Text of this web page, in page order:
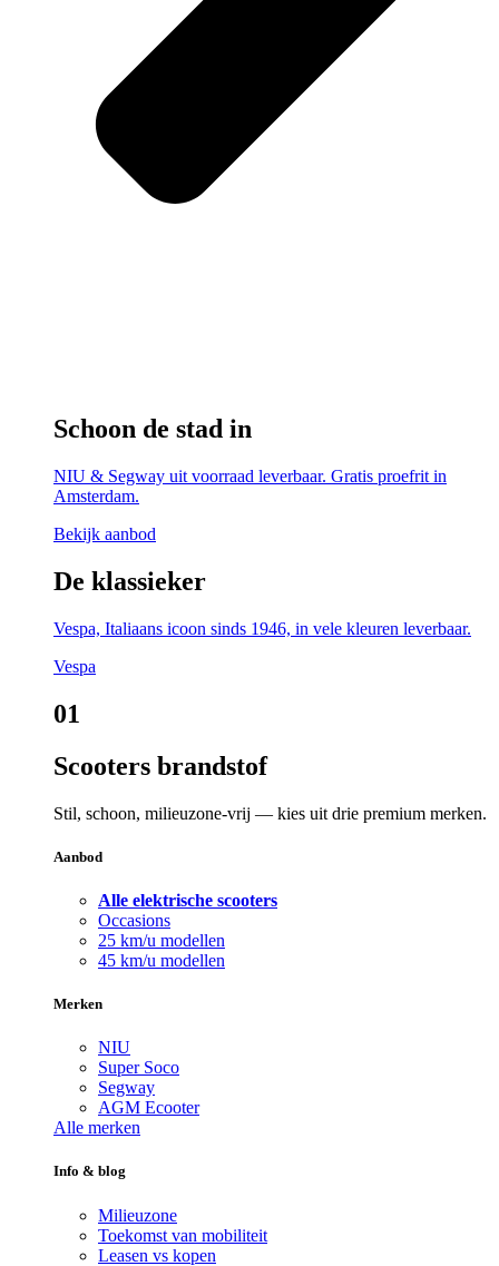
Schoon de stad in
NIU & Segway uit voorraad leverbaar. Gratis proefrit in
Amsterdam.
Bekijk aanbod
De klassieker
Vespa, Italiaans icoon sinds 1946, in vele kleuren leverbaar.
Vespa
01
Scooters brandstof
Stil, schoon, milieuzone-vrij — kies uit drie premium merken.
Aanbod
Alle elektrische scooters
Occasions
25 km/u modellen
45 km/u modellen
Merken
NIU
Super Soco
Segway
AGM Ecooter
Alle merken
Info & blog
Milieuzone
Toekomst van mobiliteit
Leasen vs kopen